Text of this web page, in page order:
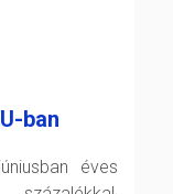
ban
éves